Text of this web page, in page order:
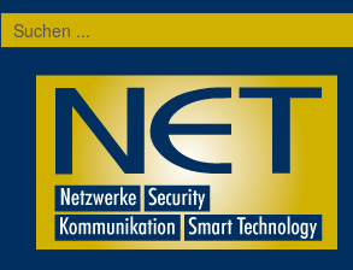
Suchen
...